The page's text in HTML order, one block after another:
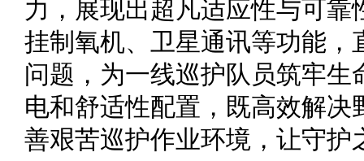
力，展现出超凡适应性与可
挂制氧机、卫星通讯等功能
问题，为一线巡护队员筑牢
电和舒适性配置，既高效解
善艰苦巡护作业环境，让守